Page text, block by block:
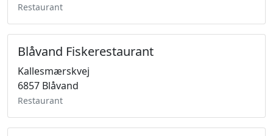
Restaurant
Blåvand Fiskerestaurant
Kallesmærskvej
6857 Blåvand
Restaurant